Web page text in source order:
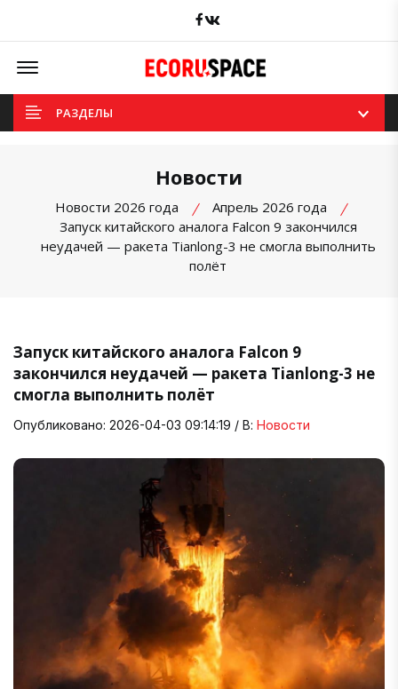
Facebook
Offcanvas Menu Open
РАЗДЕЛЫ
Новости
Новости 2026 года
Апрель 2026 года
Запуск китайского аналога Falcon 9 закончился
неудачей — ракета Tianlong-3 не смогла выполнить
полёт
Запуск китайского аналога Falcon 9
закончился неудачей — ракета Tianlong-3 не
смогла выполнить полёт
Опубликовано: 2026-04-03 09:14:19 / В: Новости